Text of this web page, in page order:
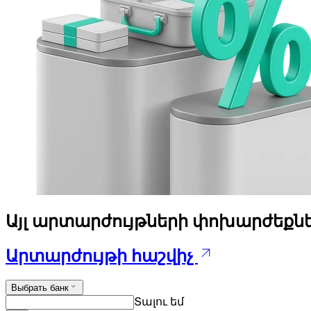
Այլ արտարժույթների
Արտարժույթի հաշվիչ
Выбрать банк
Տալու եմ